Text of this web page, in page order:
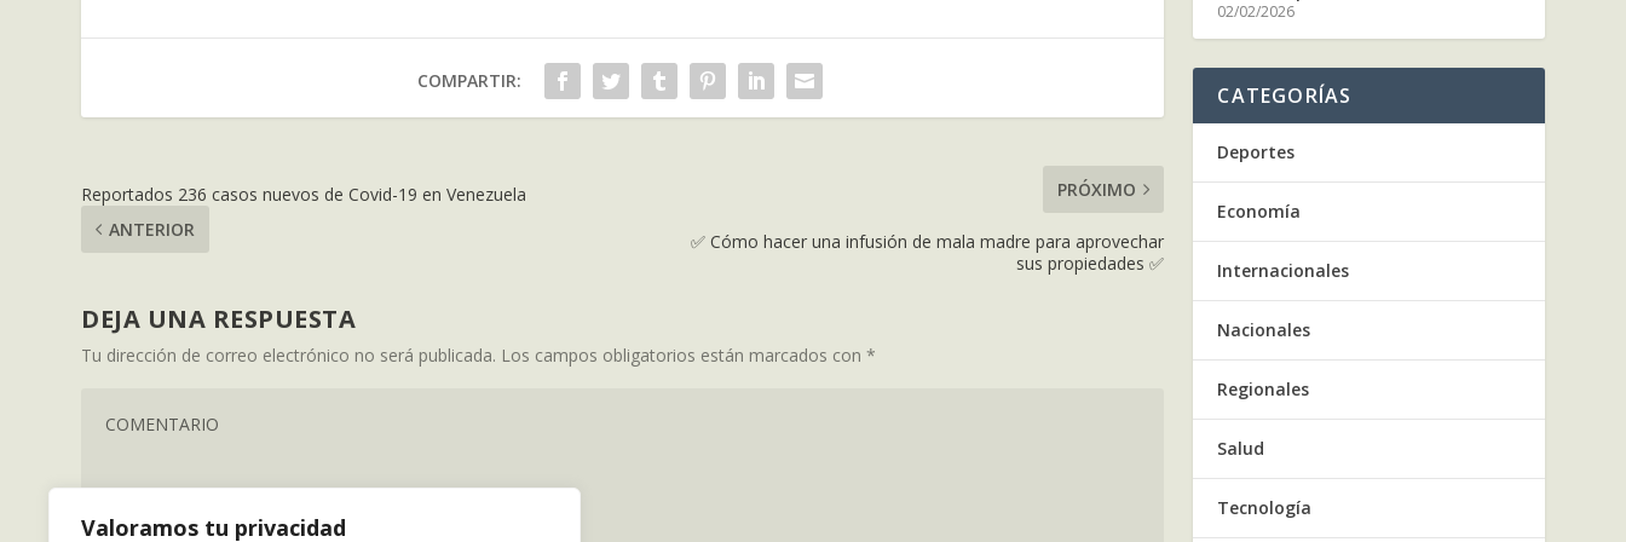
Valoramos tu privacidad
COMPARTIR:
Reportados 236 casos nuevos de Covid-19 en Venezuela
ANTERIOR
PRÓXIMO
✅ Cómo hacer una infusión de mala madre para aprovechar
sus propiedades ✅
DEJA UNA RESPUESTA
Tu dirección de correo electrónico no será publicada. Los campos obligatorios están marcados con*
02/02/2026
CATEGORÍAS
Deportes
Economía
Internacionales
Nacionales
Regionales
Salud
Tecnología